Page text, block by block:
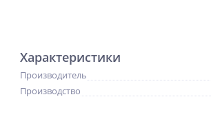
Характеристики
Производитель
Производство